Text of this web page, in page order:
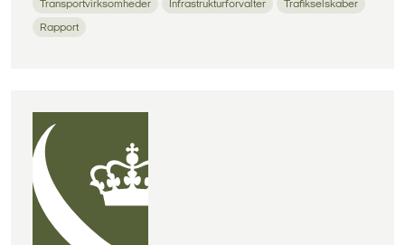
Transportvirksomheder Infrastrukturforvalter Trafikselskaber
Rapport